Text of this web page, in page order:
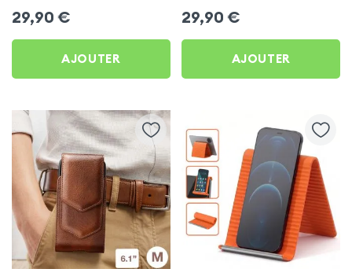
160h Acefast pour
Motorola Moto E6s
29,90 €
AJOUTER
Universel pour Motorola
Moto E6s
29,90 €
AJOUTER